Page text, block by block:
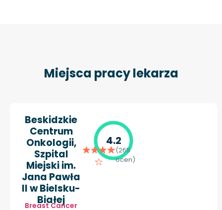
Miejsca pracy lekarza
Beskidzkie
Centrum
Onkologii,
Szpital
Miejski im.
Jana Pawła
II w Bielsku-
Białej
Breast Cancer
4.2
(265
ocen)